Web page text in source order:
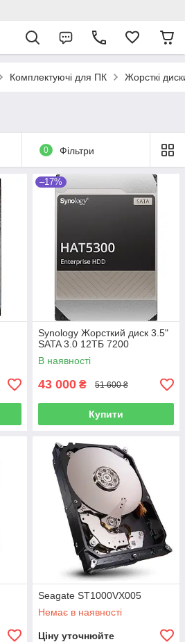
Комплектуючі для ПК Жорсткі
0 Фільтри
–17%
Synology Жорсткий диск 3.5"
SATA 3.0 12TБ 7200
В наявності
43 000 ₴ 51 600 ₴
Купити
Seagate ST1000VX005
Немає в наявності
Ціну уточнюйте